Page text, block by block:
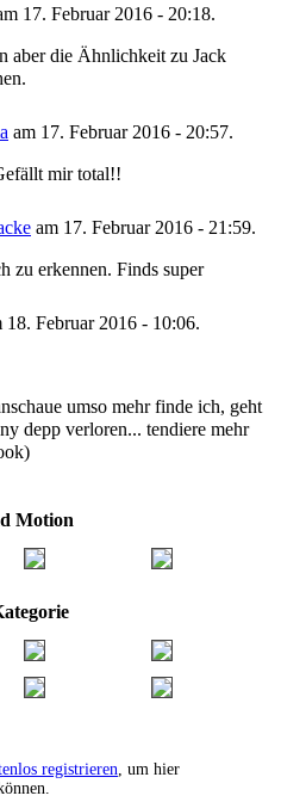
17. Februar 2016 - 20:18.
aber die Ähnlichkeit zu Jack
am 17. Februar 2016 - 20:57.
mir total!!
am 17. Februar 2016 - 21:59.
zu erkennen. Finds super
18. Februar 2016 - 10:06.
umso mehr finde ich, geht
depp verloren... tendiere mehr
Motion
registrieren , um hier